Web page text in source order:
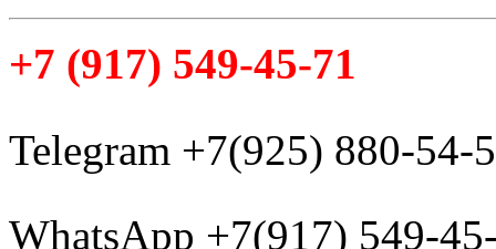
+7 (917) 549-45-71
Telegram +7(925) 880-54-
WhatsApp +7(917) 549-